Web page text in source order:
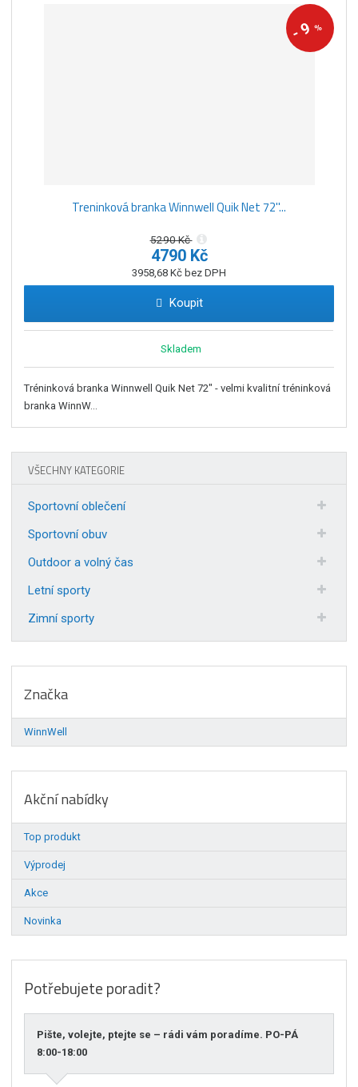
-
9%
Treninková branka Winnwell Quik Net 72''...
5290 Kč
4790 Kč
3958,68 Kč bez DPH
Koupit
Skladem
Tréninková branka Winnwell Quik Net 72" - velmi kvalitní tréninková
branka WinnW...
VŠECHNY KATEGORIE
Sportovní oblečení
Sportovní obuv
Outdoor a volný čas
Letní sporty
Zimní sporty
Značka
WinnWell
Akční nabídky
Top produkt
Výprodej
Akce
Novinka
Potřebujete poradit?
Pište, volejte, ptejte se – rádi vám poradíme. PO-PÁ
8:00-18:00